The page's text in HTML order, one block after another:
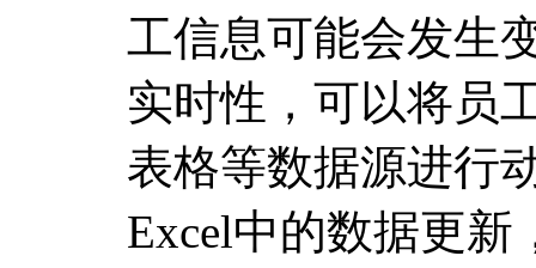
工信息可能会发生
实时性，可以将员
表格等数据源进行
Excel中的数据更